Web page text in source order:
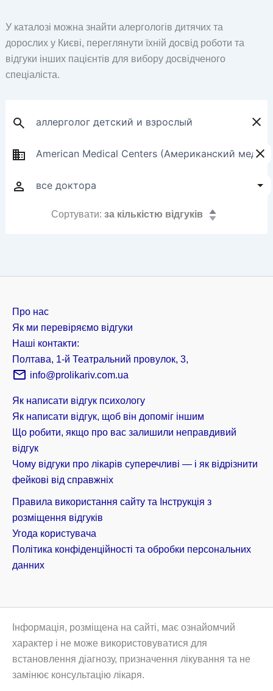
У каталозі можна знайти алергологів дитячих та
дорослих у Києві, переглянути їхній досвід роботи та
відгуки інших пацієнтів для вибору досвідченого
спеціаліста.
Сортувати: за кількістю відгуків
Про нас
Як ми перевіряємо відгуки
Наші контакти:
Полтава, 1-й Театральний провулок, 3,
info@prolikariv.com.ua
Як написати відгук психологу
Як написати відгук, щоб він допоміг іншим
Що робити, якщо про вас залишили неправдивий
відгук
Чому відгуки про лікарів суперечливі — і як відрізнити
фейкові від справжніх
Правила використання сайту та Інструкція з
розміщення відгуків
Угода користувача
Політика конфіденційності та обробки персональних
данних
Інформація, розміщена на сайті, має ознайомчий
характер і не може використовуватися для
встановлення діагнозу, призначення лікування та не
замінює консультацію лікаря.